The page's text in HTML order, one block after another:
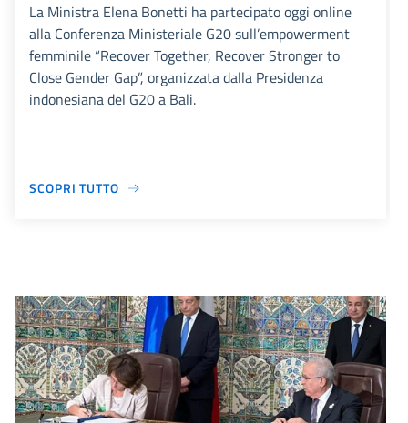
La Ministra Elena Bonetti ha partecipato oggi online
alla Conferenza Ministeriale G20 sull’empowerment
femminile “Recover Together, Recover Stronger to
Close Gender Gap”, organizzata dalla Presidenza
indonesiana del G20 a Bali.
SCOPRI TUTTO